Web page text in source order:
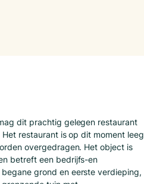
dit prachtig gelegen restaurant
restaurant is op dit moment leeg
overgedragen. Het object is
betreft een bedrijfs-en
grond en eerste verdieping,